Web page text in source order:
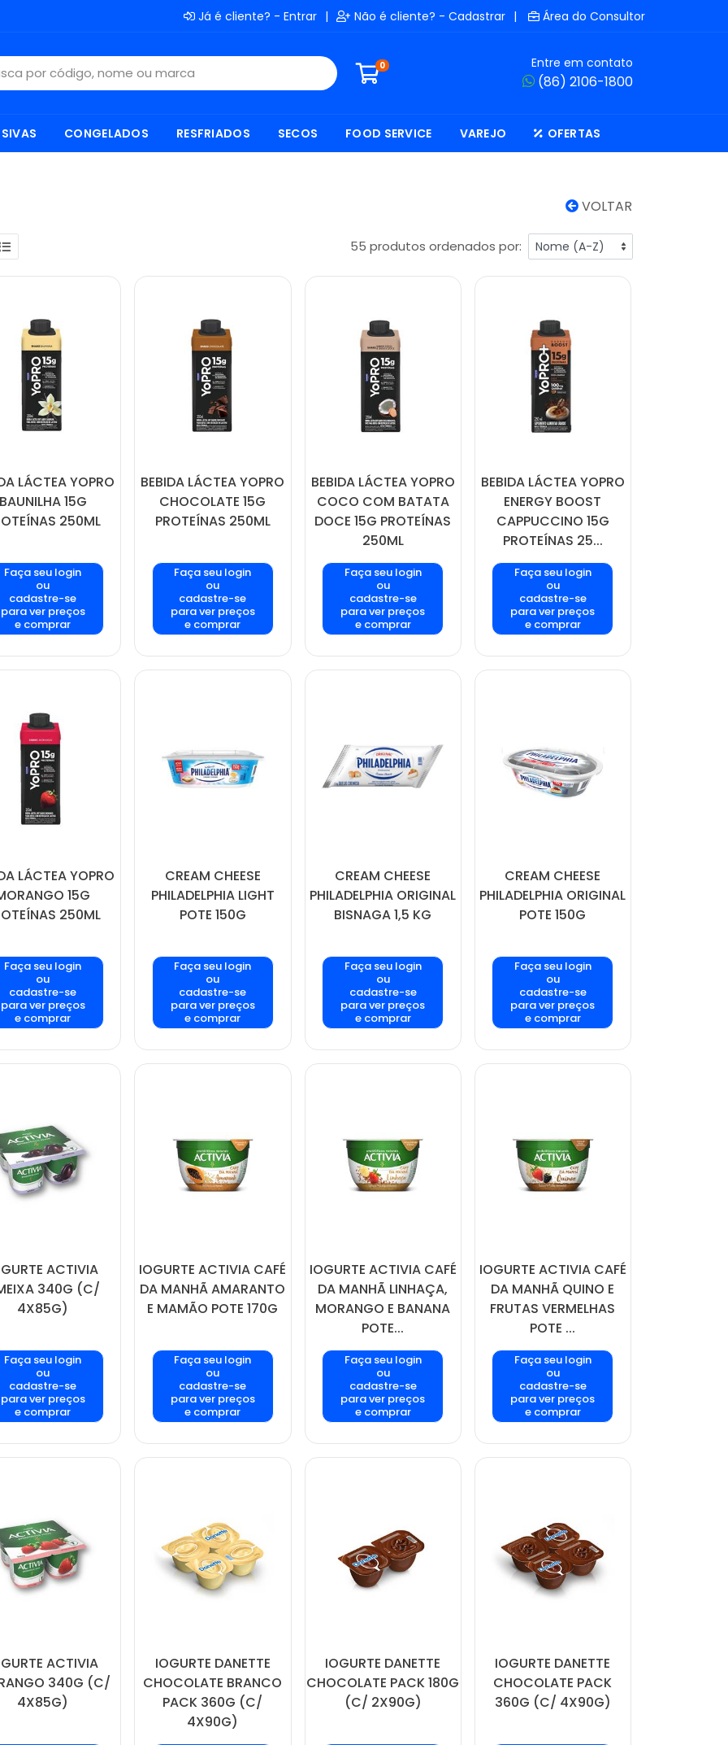
Já é cliente? - Entrar | Não é cliente? - Cadastrar | Área do Consultor
0 Entre em contato
(86) 2106-1800
CONGELADOS RESFRIADOS SECOS FOOD SERVICE VAREJO OFERTAS
VOLTAR
55 produtos ordenados por:
LÁCTEA YOPRO
15G
250ML
Faça seu login
ou
cadastre-se
para ver preços
e comprar
BEBIDA LÁCTEA YOPRO
CHOCOLATE 15G
PROTEÍNAS 250ML
Faça seu login
ou
cadastre-se
para ver preços
e comprar
BEBIDA LÁCTEA YOPRO
COCO COM BATATA
DOCE 15G PROTEÍNAS
250ML
Faça seu login
ou
cadastre-se
para ver preços
e comprar
BEBIDA LÁCTEA YOPRO
ENERGY BOOST
CAPPUCCINO 15G
PROTEÍNAS 25...
Faça seu login
ou
cadastre-se
para ver preços
e comprar
LÁCTEA YOPRO
15G
250ML
Faça seu login
ou
cadastre-se
para ver preços
e comprar
CREAM CHEESE
PHILADELPHIA LIGHT
POTE 150G
Faça seu login
ou
cadastre-se
para ver preços
e comprar
CREAM CHEESE
PHILADELPHIA ORIGINAL
BISNAGA 1,5 KG
Faça seu login
ou
cadastre-se
para ver preços
e comprar
CREAM CHEESE
PHILADELPHIA ORIGINAL
POTE 150G
Faça seu login
ou
cadastre-se
para ver preços
e comprar
ACTIVIA
340G (C/
4X85G)
Faça seu login
ou
cadastre-se
para ver preços
e comprar
IOGURTE ACTIVIA CAFÉ
DA MANHÃ AMARANTO
E MAMÃO POTE 170G
Faça seu login
ou
cadastre-se
para ver preços
e comprar
IOGURTE ACTIVIA CAFÉ
DA MANHÃ LINHAÇA,
MORANGO E BANANA
POTE...
Faça seu login
ou
cadastre-se
para ver preços
e comprar
IOGURTE ACTIVIA CAFÉ
DA MANHÃ QUINO E
FRUTAS VERMELHAS
POTE ...
Faça seu login
ou
cadastre-se
para ver preços
e comprar
ACTIVIA
340G (C/
4X85G)
IOGURTE DANETTE
CHOCOLATE BRANCO
PACK 360G (C/
4X90G)
IOGURTE DANETTE
CHOCOLATE PACK 180G
(C/ 2X90G)
IOGURTE DANETTE
CHOCOLATE PACK
360G (C/ 4X90G)